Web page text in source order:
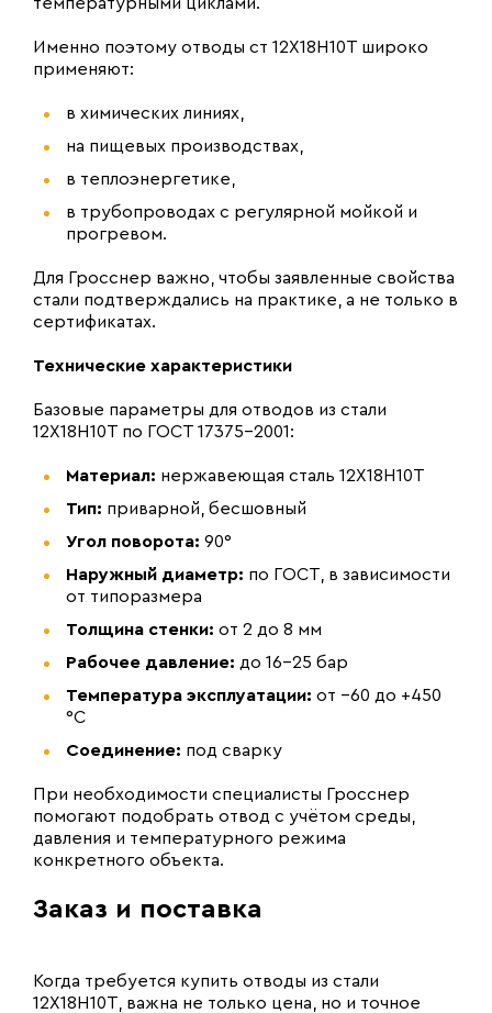
Именно поэтому отводы ст 12Х18Н10Т широко
применяют:
в химических линиях,
на пищевых производствах,
в теплоэнергетике,
в трубопроводах с регулярной мойкой и
прогревом.
Для Гросснер важно, чтобы заявленные свойства
стали подтверждались на практике, а не только в
сертификатах.
Технические характеристики
Базовые параметры для отводов из стали
12Х18Н10Т по ГОСТ 17375-2001:
Материал: нержавеющая сталь 12Х18Н10Т
Тип: приварной, бесшовный
Угол поворота: 90°
Наружный диаметр: по ГОСТ, в зависимости
от типоразмера
Толщина стенки: от 2 до 8 мм
Рабочее давление: до 16–25 бар
Температура эксплуатации: от −60 до +450
°C
Соединение: под сварку
При необходимости специалисты Гросснер
помогают подобрать отвод с учётом среды,
давления и температурного режима
конкретного объекта.
Заказ и поставка
Когда требуется купить отводы из стали
12Х18Н10Т, важна не только цена, но и точное